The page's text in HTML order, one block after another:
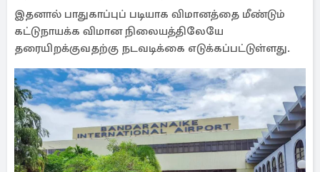
இதனால் பாதுகாப்புப் படியாக விமானத்தை மீண்டும்
கட்டுநாயக்க விமான நிலையத்திலேயே
தரையிறக்குவதற்கு நடவடிக்கை எடுக்கப்பட்டுள்ளது.